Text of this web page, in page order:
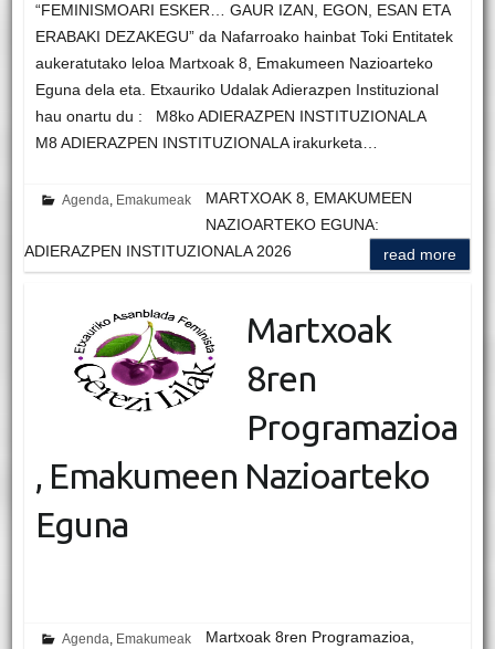
“FEMINISMOARI ESKER… GAUR IZAN, EGON, ESAN ETA
ERABAKI DEZAKEGU” da Nafarroako hainbat Toki Entitatek
aukeratutako leloa Martxoak 8, Emakumeen Nazioarteko
Eguna dela eta. Etxauriko Udalak Adierazpen Instituzional
hau onartu du : M8ko ADIERAZPEN INSTITUZIONALA
M8 ADIERAZPEN INSTITUZIONALA irakurketa…
Agenda, Emakumeak
MARTXOAK 8, EMAKUMEEN
NAZIOARTEKO EGUNA:
ADIERAZPEN INSTITUZIONALA 2026
read more
Martxoak
8ren
Programazioa
, Emakumeen Nazioarteko
Eguna
Agenda, Emakumeak
Martxoak 8ren Programazioa,